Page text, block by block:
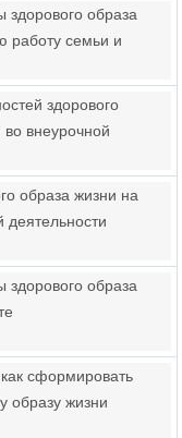
здорового образа
работу семьи и
здорового
внеурочной
образа жизни на
деятельности
здорового образа
сформировать
образу жизни